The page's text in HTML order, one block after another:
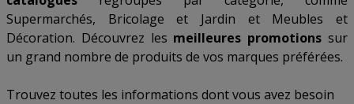
Supermarchés, Bricolage et Jardin et Meubles et
Décoration. Découvrez les meilleures promotions sur
un grand nombre de produits de vos marques préférées.
Trouvez toutes les informations dont vous avez besoin